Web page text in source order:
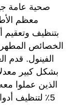
صحية عامة
معظم
بتنظيف وتعقيم
الخصائص
الفينول. قدم
بشكل كبير
الذين عملوا
5٪ لتنظيف